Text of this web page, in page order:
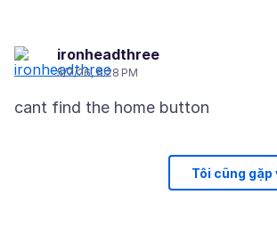
ironheadthree
5/7/26, 6:28 PM
Tôi cũng gặp